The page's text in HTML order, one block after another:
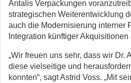
Antalis Verpackungen
strategischen Weiterentwicklung
auch die Modernisierung interner
Integration künftiger
„Wir freuen uns sehr, dass wir Dr.
diese vielseitige und
konnten“, sagt Astrid Voss. „Mit